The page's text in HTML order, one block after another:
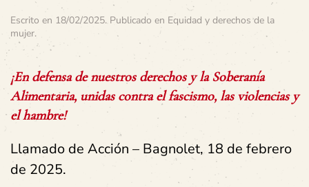
Escrito en 18/02/2025. Publicado en Equidad y derechos de la
mujer.
¡En defensa de nuestros derechos y la Soberanía
Alimentaria, unidas contra el fascismo, las violencias y
el hambre!
Llamado de Acción – Bagnolet, 18 de febrero
de 2025.